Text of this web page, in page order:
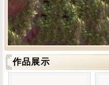
作品展示